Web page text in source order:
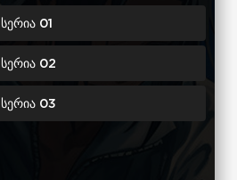
სერია 01
სერია 02
სერია 03